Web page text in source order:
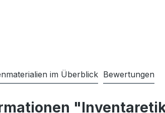
im Überblick Bewertungen